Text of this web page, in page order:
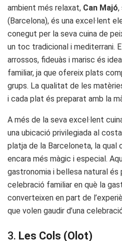
ambient més relaxat, Can Majó,
(Barcelona), és una excel·lent
conegut per la seva cuina de
un toc tradicional i mediterrani.
arrossos, fideuàs i marisc és
familiar, ja que ofereix plats
grups. La qualitat de les
i cada plat és preparat amb la
A més de la seva excel·lent
una ubicació privilegiada al
platja de la Barceloneta, la qual
encara més màgic i especial.
gastronomia i bellesa natural
celebració familiar en què la
converteixen en part de
que volen gaudir d’una
3. Les Cols (Olot)